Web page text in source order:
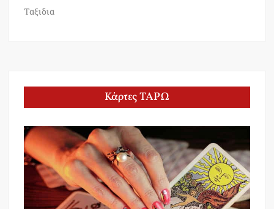
Ταξιδια
Κάρτες ΤΑΡΩ